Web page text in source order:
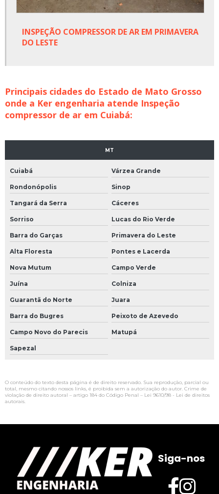
INSPEÇÃO COMPRESSOR DE AR EM PRIMAVERA
DO LESTE
Principais cidades do Estado de Mato Grosso
onde a Ker engenharia atende Inspeção
compressor de ar em Cuiabá:
MT
Cuiabá Várzea Grande
Rondonópolis Sinop
Tangará da Serra Cáceres
Sorriso Lucas do Rio Verde
Barra do Garças Primavera do Leste
Alta Floresta Pontes e Lacerda
Nova Mutum Campo Verde
Juína Colniza
Guarantã do Norte Juara
Barra do Bugres Peixoto de Azevedo
Campo Novo do Parecis Matupá
Sapezal
O conteúdo do texto desta página é de direito reservado. Sua reprodução, parcial ou
total, mesmo citando nossos links, é proibida sem a autorização do autor. Crime de
violação de direito autoral – artigo 184 do Código Penal – Lei 9610/98 - Lei de direitos
autorais.
Siga-nos